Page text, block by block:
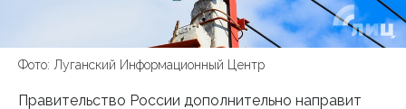
Фото: Луганский Информационный Центр
Правительство России дополнительно направит